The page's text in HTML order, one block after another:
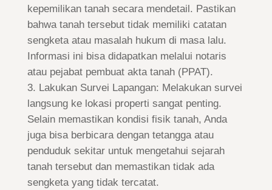
kepemilikan tanah secara mendetail. Pastikan
bahwa tanah tersebut tidak memiliki catatan
sengketa atau masalah hukum di masa lalu.
Informasi ini bisa didapatkan melalui notaris
atau pejabat pembuat akta tanah (PPAT).
Lakukan Survei Lapangan: Melakukan survei
langsung ke lokasi properti sangat penting.
Selain memastikan kondisi fisik tanah, Anda
juga bisa berbicara dengan tetangga atau
penduduk sekitar untuk mengetahui sejarah
tanah tersebut dan memastikan tidak ada
sengketa yang tidak tercatat.